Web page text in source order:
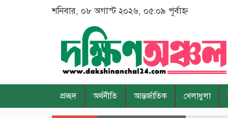
শনিবার, ০৮ অগাস্ট ২০২৬, ০৫:০৯ পূর্বাহ্ন
প্রচ্ছদ অর্থনীতি আন্তর্জাতিক খেলাধুলা